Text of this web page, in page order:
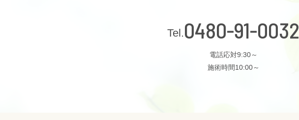
0480-91-0032
電話応対9:30～
施術時間10:00～